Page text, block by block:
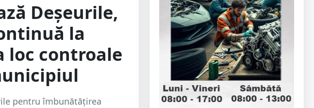
Deșeurile,
la
loc controale
pentru îmbunătățirea